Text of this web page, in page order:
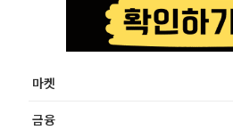
마켓
금융